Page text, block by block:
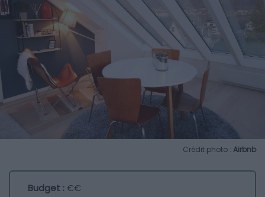
Crédit photo : Airbnb
Budget :€€